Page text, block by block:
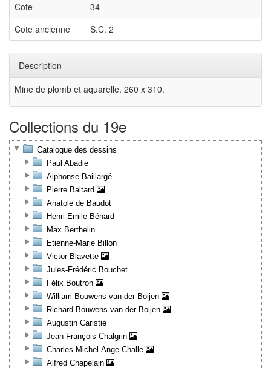
Cote
34
Cote ancienne
S.C. 2
Description
Mine de plomb et aquarelle. 260 x 310.
Collections du 19e
Catalogue des dessins
Paul Abadie
Alphonse Baillargé
Pierre Baltard
Anatole de Baudot
Henri-Emile Bénard
Max Berthelin
Etienne-Marie Billon
Victor Blavette
Jules-Frédéric Bouchet
Félix Boutron
William Bouwens van der Boijen
Richard Bouwens van der Boijen
Augustin Caristie
Jean-François Chalgrin
Charles Michel-Ange Challe
Alfred Chapelain